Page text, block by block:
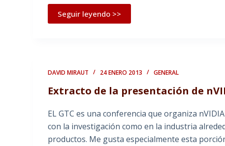
Seguir leyendo >>
DAVID MIRAUT 24 ENERO 2013 GENERAL
Extracto de la presentación de
EL GTC es una conferencia que organiza
con la investigación como en la industria
productos. Me gusta especialmente esta